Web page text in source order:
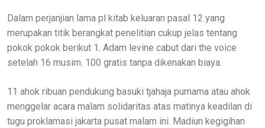
Dalam perjanjian lama pl kitab keluaran pasal 12 yang
merupakan titik berangkat penelitian cukup jelas tentang
pokok pokok berikut 1. Adam levine cabut dari the voice
setelah 16 musim. 100 gratis tanpa dikenakan biaya.
11 ahok ribuan pendukung basuki tjahaja purnama atau ahok
menggelar acara malam solidaritas atas matinya keadilan di
tugu proklamasi jakarta pusat malam ini. Madiun kegigihan